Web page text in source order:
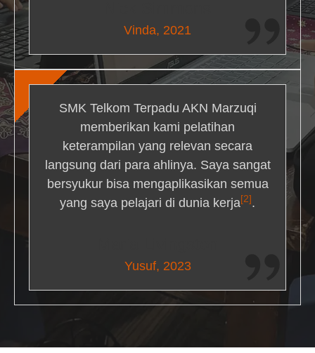
Vinda, 2021
SMK Telkom Terpadu AKN Marzuqi
memberikan kami pelatihan
keterampilan yang relevan secara
langsung dari para ahlinya. Saya sangat
bersyukur bisa mengaplikasikan semua
yang saya pelajari di dunia kerja[2] .
Yusuf, 2023